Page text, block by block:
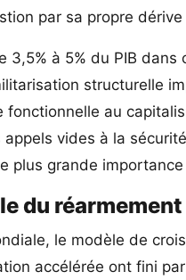
par sa propre
à 5% du PIB
structurelle
au
vides à la
grande importance
du réarmement
le modèle de
accélérée ont fini